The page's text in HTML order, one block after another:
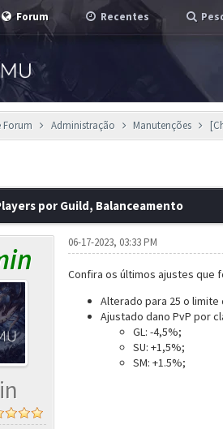
Forum Recentes
Forum Administração Manutenções
por Guild, Balanceamento
06-17-2023, 03:33 PM
Confira os últimos ajustes que
Alterado para 25 o
Ajustado dano PvP por
GL: -4,5%;
SU: +1,5%;
SM: +1.5%;